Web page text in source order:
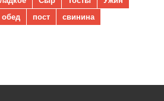
обед пост свинина